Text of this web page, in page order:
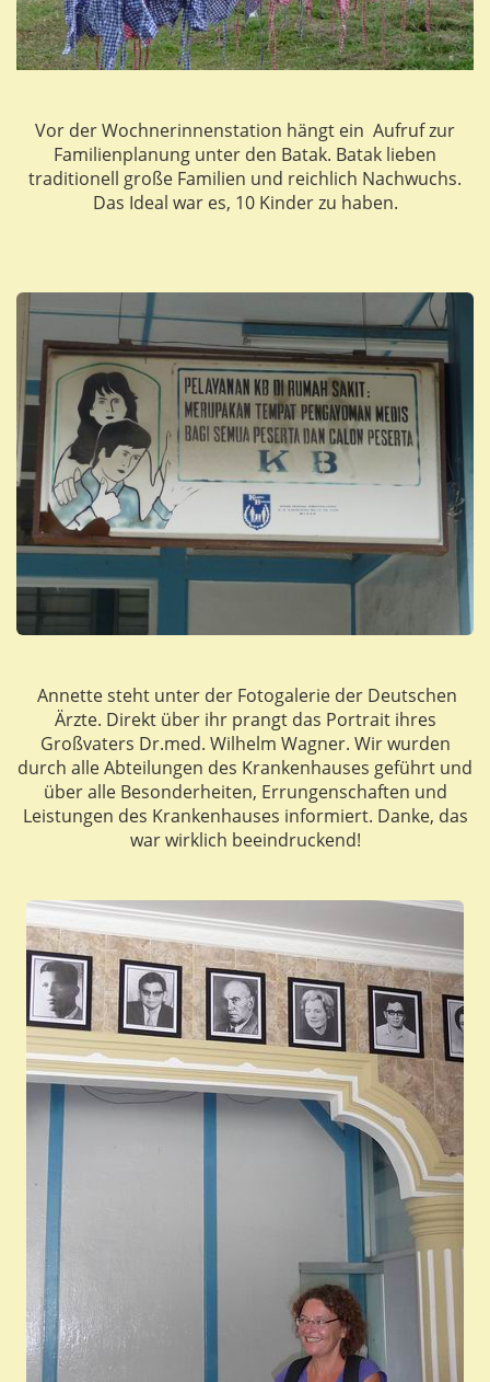
Vor der Wochnerinnenstation hängt ein Aufruf zur
Familienplanung unter den Batak. Batak lieben
traditionell große Familien und reichlich Nachwuchs.
Das Ideal war es, 10 Kinder zu haben.
Annette steht unter der Fotogalerie der Deutschen
Ärzte. Direkt über ihr prangt das Portrait ihres
Großvaters Dr.med. Wilhelm Wagner. Wir wurden
durch alle Abteilungen des Krankenhauses geführt und
über alle Besonderheiten, Errungenschaften und
Leistungen des Krankenhauses informiert. Danke, das
war wirklich beeindruckend!